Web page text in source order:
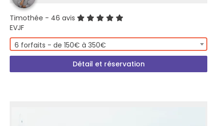
Timothée - 46 avis
EVJF
6 forfaits - de 150€ à 350€
Détail et réservation